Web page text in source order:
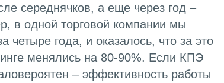
середнячков, а еще через год –
в одной торговой компании мы
четыре года, и оказалось, что за это
менялись на 80-90%. Если КПЭ
– эффективность работы